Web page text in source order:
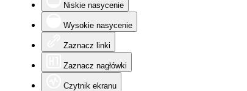
Niskie nasycenie
Wysokie nasycenie
Zaznacz linki
Zaznacz nagłówki
Czytnik ekranu